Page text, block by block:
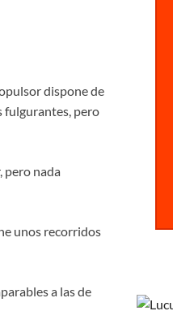
dispone de
fulgurantes, pero
pero nada
unos recorridos
a las de